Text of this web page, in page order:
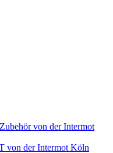
von der Intermot
von der Intermot Köln